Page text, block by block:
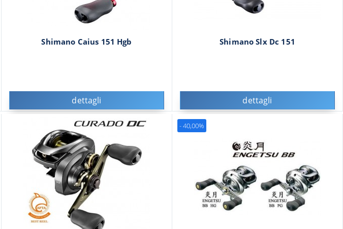
Shimano Caius 151 Hgb
dettagli
Shimano Slx Dc 151
dettagli
- 40,00%